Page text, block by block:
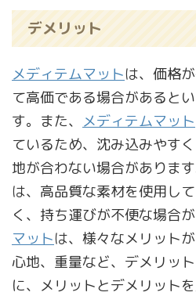
デメリット
メディテムマットは、価格
て高価である場合があると
す。また、 メディテムマット
ているため、沈み込みやす
地が合わない場合があります
は、高品質な素材を使用し
く、持ち運びが不便な場合が
マットは、様々なメリット
心地、重量など、デメリッ
に、メリットとデメリット